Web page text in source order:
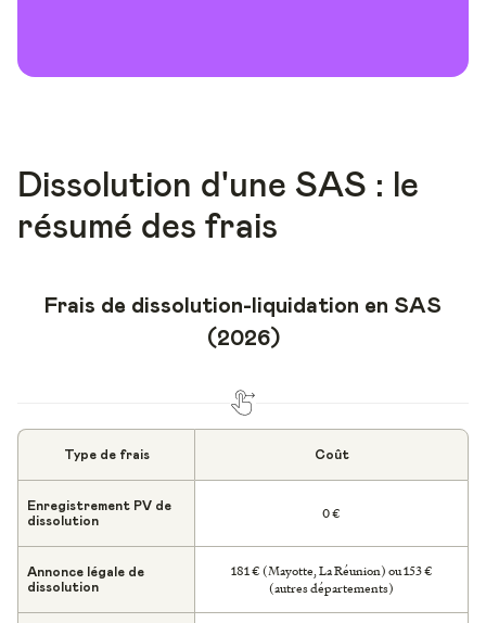
Dissolution d'une SAS : le
résumé des frais
Frais de dissolution-liquidation en SAS
(2026)
Type de frais Coût
Enregistrement PV de
dissolution
0 €
Annonce légale de
dissolution
181 € (Mayotte, La Réunion) ou 153 €
(autres départements)